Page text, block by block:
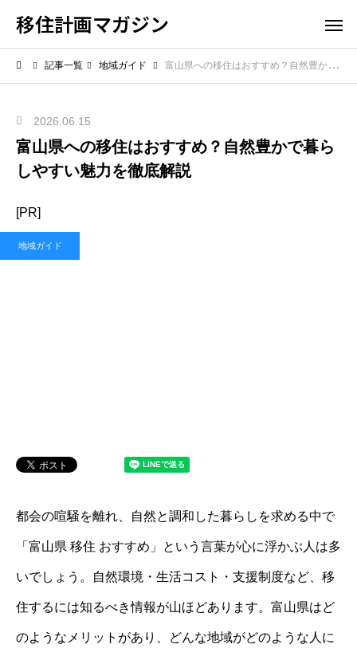
移住計画マガジン
記事一覧 地域ガイド 富山県への移住はおすすめ？自然豊かで暮らしやすい魅力を徹底解説
2026.06.15
富山県への移住はおすすめ？自然豊かで暮ら
しやすい魅力を徹底解説
[PR]
地域ガイド
都会の喧騒を離れ、自然と調和した暮らしを求める中で
「富山県 移住 おすすめ」という言葉が心に浮かぶ人は多
いでしょう。自然環境・生活コスト・支援制度など、移
住するには知るべき情報が山ほどあります。富山県はど
のようなメリットがあり、どんな地域がどのような人に